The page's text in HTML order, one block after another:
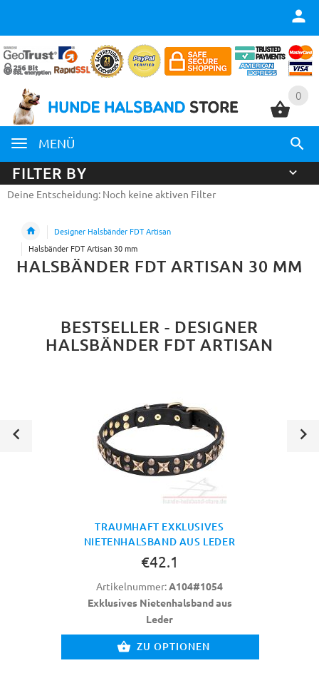
0
MENÜ
0
FILTER BY
Deine Entscheidung: Noch keine aktiven Filter
Designer Halsbänder FDT Artisan
Halsbänder FDT Artisan 30 mm
HALSBÄNDER FDT ARTISAN 30 MM
BESTSELLER - DESIGNER
HALSBÄNDER FDT ARTISAN
TRAUMHAFT EXKLUSIVES
NIETENHALSBAND AUS LEDER
€42.1
Artikelnummer:A104#1054
Exklusives Nietenhalsband aus
Leder
ZU OPTIONEN